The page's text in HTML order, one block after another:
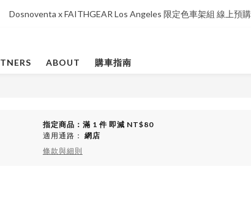
Dosnoventa x FAITHGEAR Los Angeles 限定色車架組 線上預
ABOUT 購車指南
指定商品：滿 1 件 即減 NT$80
適用通路： 網店
條款與細則